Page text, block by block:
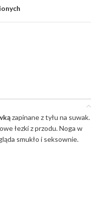
zapinane z tyłu na suwak.
łezki z przodu. Noga w
smukło i seksownie.